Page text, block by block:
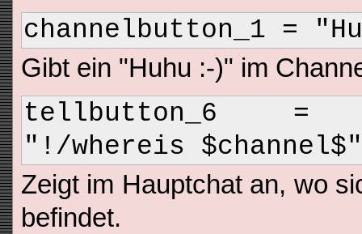
channelbutton_1 =
Gibt ein "Huhu :-)" im
tellbutton_6 =
"!/whereis $channel$"
Zeigt im Hauptchat an, wo
befindet.